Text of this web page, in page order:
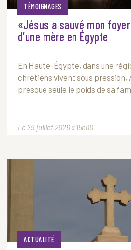
TÉMOIGNAGES
«Jésus a sauvé mon
d’une mère en Égypte
En Haute-Égypte, dans une
chrétiens vivent sous pression,
presque seule le poids de sa
Le 29 juillet 2026 à 15h00
ACTUALITÉ